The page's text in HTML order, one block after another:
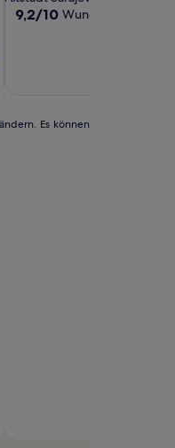
Unterkunft
9.2
9,2/10 Wunderbar
Es können